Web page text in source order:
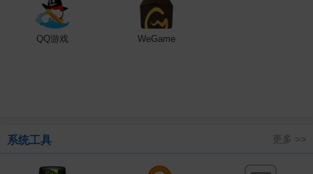
QQ游戏 WeGame
系统工具 更多 >>